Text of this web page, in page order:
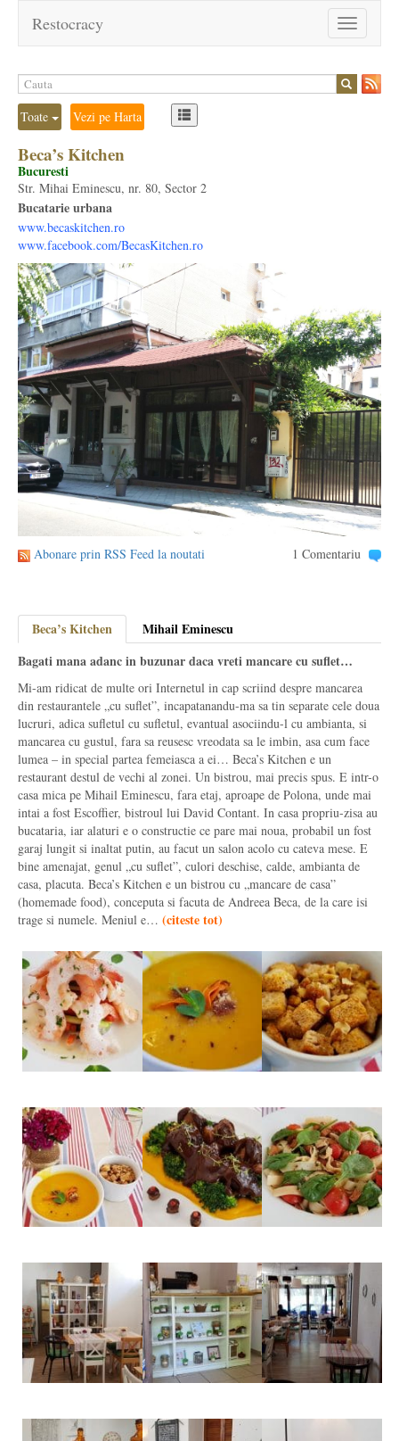
Toggle
navigation
Restocracy
Toate Vezi pe Harta
Beca’s Kitchen
Bucuresti
Str. Mihai Eminescu, nr. 80, Sector 2
Bucatarie urbana
www.becaskitchen.ro
www.facebook.com/BecasKitchen.ro
Abonare prin RSS Feed la noutati 1 Comentariu
Beca’s Kitchen
Mihail Eminescu
Bagati mana adanc in buzunar daca vreti mancare cu suflet…
Mi-am ridicat de multe ori Internetul in cap scriind despre mancarea
din restaurantele „cu suflet”, incapatanandu-ma sa tin separate cele doua
lucruri, adica sufletul cu sufletul, evantual asociindu-l cu ambianta, si
mancarea cu gustul, fara sa reusesc vreodata sa le imbin, asa cum face
lumea – in special partea femeiasca a ei… Beca’s Kitchen e un
restaurant destul de vechi al zonei. Un bistrou, mai precis spus. E intr-o
casa mica pe Mihail Eminescu, fara etaj, aproape de Polona, unde mai
intai a fost Escoffier, bistroul lui David Contant. In casa propriu-zisa au
bucataria, iar alaturi e o constructie ce pare mai noua, probabil un fost
garaj lungit si inaltat putin, au facut un salon acolo cu cateva mese. E
bine amenajat, genul „cu suflet”, culori deschise, calde, ambianta de
casa, placuta. Beca’s Kitchen e un bistrou cu „mancare de casa”
(homemade food), conceputa si facuta de Andreea Beca, de la care isi
trage si numele. Meniul e… (citeste tot)